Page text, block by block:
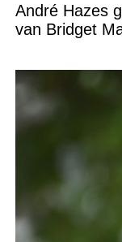
André Hazes
van Bridget